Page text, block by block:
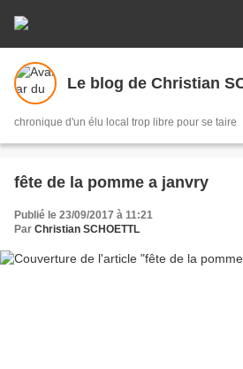
Le blog de Christian
chronique d'un élu local trop libre pour se taire
fête de la pomme a janvry
Publié le 23/09/2017 à 11:21
Par Christian SCHOETTL